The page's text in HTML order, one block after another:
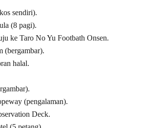
sendiri).
(8 pagi).
ke Taro No Yu Footbath Onsen.
(bergambar).
halal.
(pengalaman).
Deck.